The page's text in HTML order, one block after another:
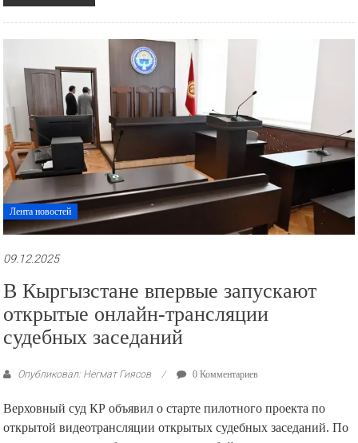
Лента новостей
09.12.2025
В Кыргызстане впервые запускают
открытые онлайн-трансляции
судебных заседаний
Опубликовал: Негмат Гиясов 0 Комментариев
Верховный суд КР объявил о старте пилотного проекта по
открытой видеотрансляции открытых судебных заседаний. По